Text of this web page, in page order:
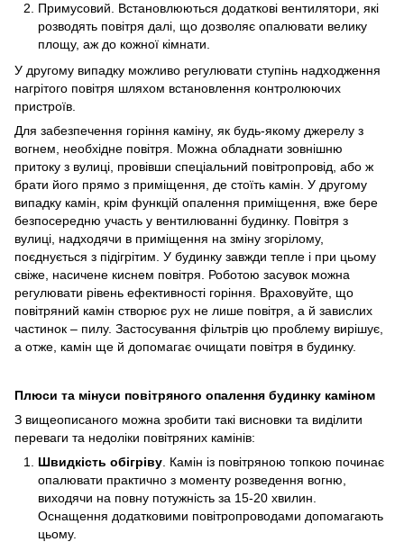
Примусовий. Встановлюються додаткові вентилятори, які
розводять повітря далі, що дозволяє опалювати велику
площу, аж до кожної кімнати.
У другому випадку можливо регулювати ступінь надходження
нагрітого повітря шляхом встановлення контролюючих
пристроїв.
Для забезпечення горіння каміну, як будь-якому джерелу з
вогнем, необхідне повітря. Можна обладнати зовнішню
притоку з вулиці, провівши спеціальний повітропровід, або ж
брати його прямо з приміщення, де стоїть камін. У другому
випадку камін, крім функцій опалення приміщення, вже бере
безпосередню участь у вентилюванні будинку. Повітря з
вулиці, надходячи в приміщення на зміну згорілому,
поєднується з підігрітим. У будинку завжди тепле і при цьому
свіже, насичене киснем повітря. Роботою засувок можна
регулювати рівень ефективності горіння. Враховуйте, що
повітряний камін створює рух не лише повітря, а й завислих
частинок – пилу. Застосування фільтрів цю проблему вирішує,
а отже, камін ще й допомагає очищати повітря в будинку.
Плюси та мінуси повітряного опалення будинку каміном
З вищеописаного можна зробити такі висновки та виділити
переваги та недоліки повітряних камінів:
Швидкість обігріву . Камін із повітряною топкою починає
опалювати практично з моменту розведення вогню,
виходячи на повну потужність за 15-20 хвилин.
Оснащення додатковими повітропроводами допомагають
цьому.